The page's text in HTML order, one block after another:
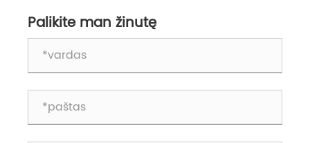
medžiagoms tvarkyti?
Palikite man žinutę